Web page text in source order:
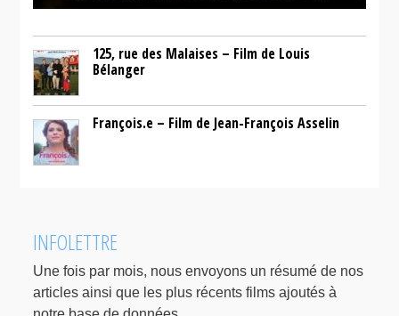
125, rue des Malaises – Film de Louis
Bélanger
François.e – Film de Jean-François Asselin
INFOLETTRE
Une fois par mois, nous envoyons un résumé de nos
articles ainsi que les plus récents films ajoutés à